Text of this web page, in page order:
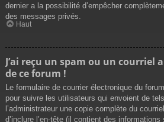
dernier a la possibilité d’empêcher
des messages privés.
Haut
J’ai reçu un spam ou un courriel
de ce forum !
Le formulaire de courrier électronique du
pour suivre les utilisateurs qui envoient de
l’administrateur une copie complète du
d’inclure l’en-tête (il contient des informations